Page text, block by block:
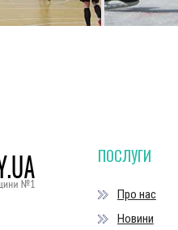
ПОСЛУГИ
Про нас
Новини